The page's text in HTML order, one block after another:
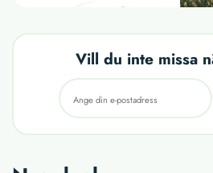
Vill du inte missa